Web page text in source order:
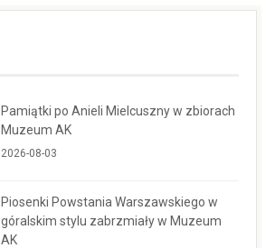
Pamiątki po Anieli Mielcuszny w zbiorach
Muzeum AK
2026-08-03
Piosenki Powstania Warszawskiego w
góralskim stylu zabrzmiały w Muzeum
AK